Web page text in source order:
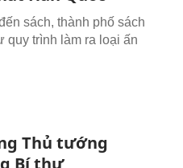
sách, thành phố sách
quy trình làm ra loại ấn
Thủ tướng